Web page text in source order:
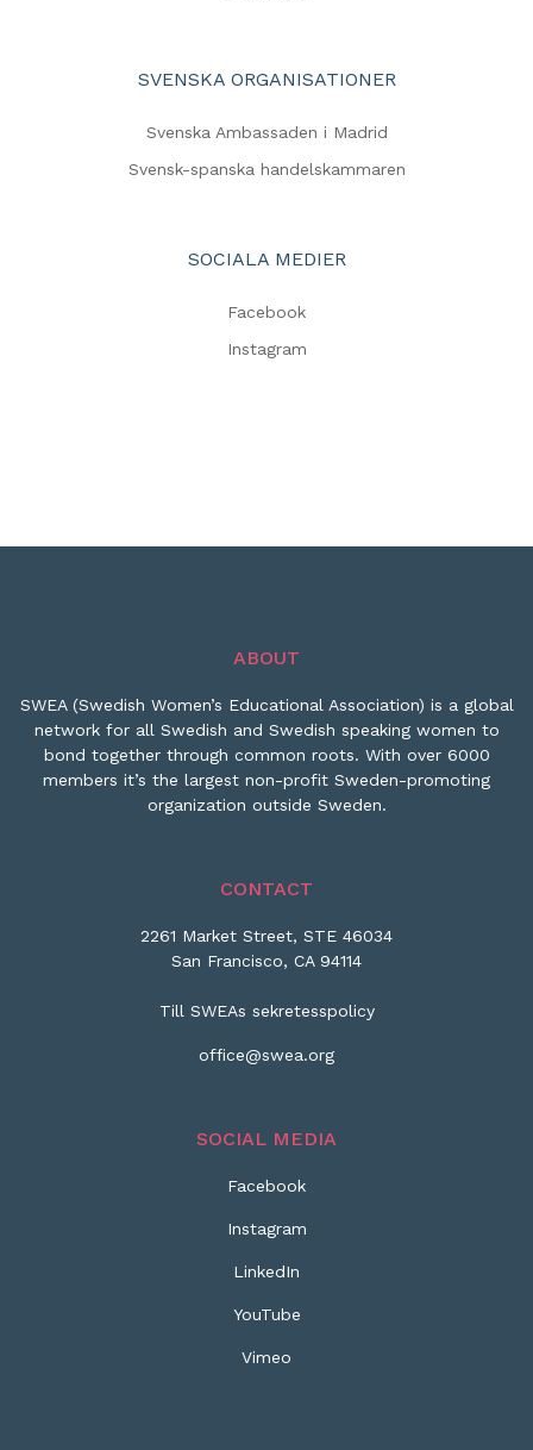
SVENSKA ORGANISATIONER
Svenska Ambassaden i Madrid
Svensk-spanska handelskammaren
SOCIALA MEDIER
Facebook
Instagram
ABOUT
SWEA (Swedish Women’s Educational Association) is a global
network for all Swedish and Swedish speaking women to
bond together through common roots. With over 6000
members it’s the largest non-profit Sweden-promoting
organization outside Sweden.
CONTACT
2261 Market Street, STE 46034
San Francisco, CA 94114
Till SWEAs sekretesspolicy
office@swea.org
SOCIAL MEDIA
Facebook
Instagram
LinkedIn
YouTube
Vimeo